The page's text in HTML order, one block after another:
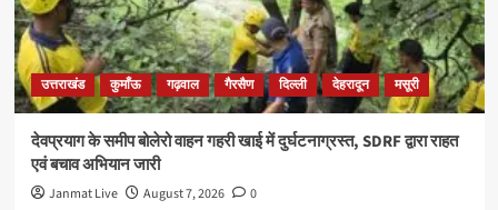
उत्तराखंड कुमाँऊ गढ़वाल गैरसैण दिल्ली देहरादून मसूरी
देवप्रयाग के समीप बोलेरो वाहन गहरी खाई में दुर्घटनाग्रस्त, SDRF द्वारा राहत
एवं बचाव अभियान जारी
Janmat Live August 7, 2026 0